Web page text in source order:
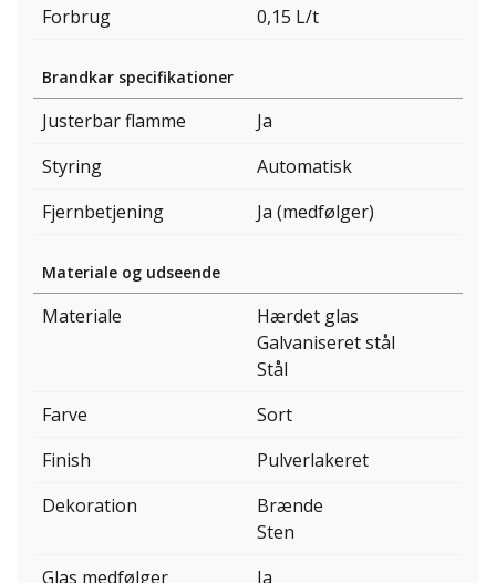
Forbrug
0,15 L/t
Brandkar specifikationer
Justerbar flamme
Ja
Styring
Automatisk
Fjernbetjening
Ja (medfølger)
Materiale og udseende
Materiale
Hærdet glas
Galvaniseret stål
Stål
Farve
Sort
Finish
Pulverlakeret
Dekoration
Brænde
Sten
Glas medfølger
Ja